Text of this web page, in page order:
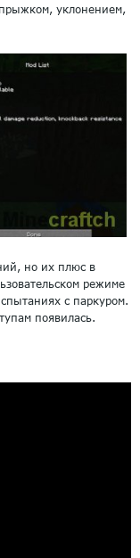
уклонением,
но их плюс в
режиме
с паркуром.
появилась.